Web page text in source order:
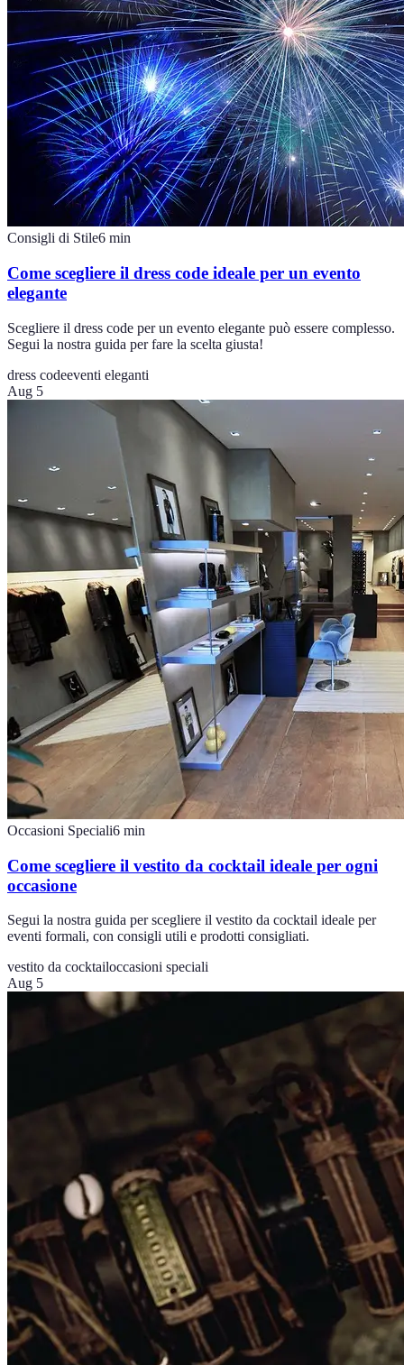
Consigli di Stile6 min
Come scegliere il dress code ideale per un evento
elegante
Scegliere il dress code per un evento elegante può essere complesso.
Segui la nostra guida per fare la scelta giusta!
dress codeeventi eleganti
Aug 5
Occasioni Speciali6 min
Come scegliere il vestito da cocktail ideale per ogni
occasione
Segui la nostra guida per scegliere il vestito da cocktail ideale per
eventi formali, con consigli utili e prodotti consigliati.
vestito da cocktailoccasioni speciali
Aug 5